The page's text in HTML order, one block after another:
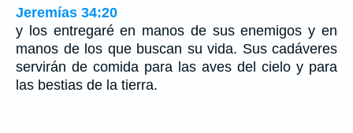
Jeremías 34:20
y los entregaré en manos de sus enemigos y en
manos de los que buscan su vida. Sus cadáveres
servirán de comida para las aves del cielo y para
las bestias de la tierra.